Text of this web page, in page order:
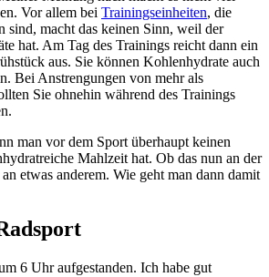
Vor allem bei Trainingseinheiten, die
sind, macht das keinen Sinn, weil der
hat. Am Tag des Trainings reicht dann ein
aus. Sie können Kohlenhydrate auch
Bei Anstrengungen von mehr als
Sie ohnehin während des Trainings
man vor dem Sport überhaupt keinen
Mahlzeit hat. Ob das nun an der
etwas anderem. Wie geht man dann damit
6 Uhr aufgestanden. Ich habe gut